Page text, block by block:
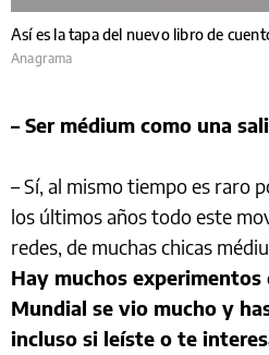
Así es la tapa del nuevo libro de
Anagrama
– Ser médium como una
– Sí, al mismo tiempo es raro
los últimos años todo este
redes, de muchas chicas
Hay muchos experimentos
Mundial se vio mucho y
incluso si leíste o te